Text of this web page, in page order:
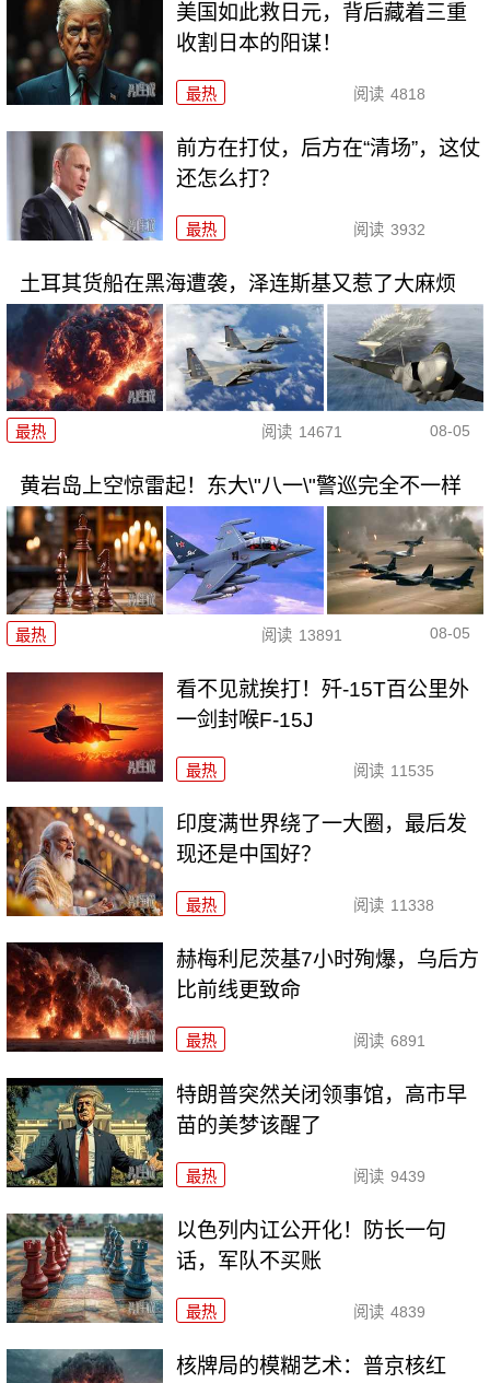
美国如此救日元，背后藏着三重
收割日本的阳谋！
最热 阅读 4818
前方在打仗，后方在“清场”，这仗
还怎么打？
最热 阅读 3932
土耳其货船在黑海遭袭，泽连斯基又惹了大麻烦
最热 阅读 14671 08-05
黄岩岛上空惊雷起！东大\"八一\"警巡完全不一样
最热 阅读 13891 08-05
看不见就挨打！歼-15T百公里外
一剑封喉F-15J
最热 阅读 11535
印度满世界绕了一大圈，最后发
现还是中国好？
最热 阅读 11338
赫梅利尼茨基7小时殉爆，乌后方
比前线更致命
最热 阅读 6891
特朗普突然关闭领事馆，高市早
苗的美梦该醒了
最热 阅读 9439
以色列内讧公开化！防长一句
话，军队不买账
最热 阅读 4839
核牌局的模糊艺术：普京核红